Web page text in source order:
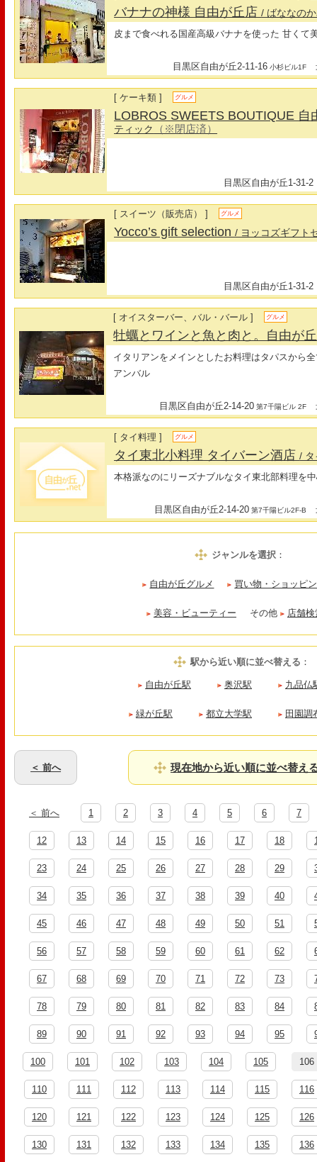
バナナの神様 自由が丘店/ ばななの
皮まで食べれる国産高級バナナを使った 甘くて
目黒区自由が丘2-11-16 小杉ビル1F
[ ケーキ類 ] グルメ
LOBROS SWEETS BOUTIQUE
ティック （※閉店済）
目黒区自由が丘1-31-2
[ スイーツ（販売店） ] グルメ
Yocco’s gift selection/ ヨッコズギフト
目黒区自由が丘1-31-2
[ オイスターバー、バル・バール ] グルメ
牡蠣とワインと魚と肉と。自由が
イタリアンをメインとしたお料理はタパスから
アンバル
目黒区自由が丘2-14-20 第7千陽ビル 2F
[ タイ料理 ] グルメ
タイ東北小料理 タイバーン酒店/ タ
本格派なのにリーズナブルなタイ東北部料理を
目黒区自由が丘2-14-20 第7千陽ビル2F-B
ジャンルを選択：
自由が丘グルメ 買い物・ショッピ
美容・ビューティー その他 店舗
駅から近い順に並べ替える ：
自由が丘駅 奥沢駅 九品仏
緑が丘駅 都立大学駅 田園調
＜ 前へ 現在地から近い順に並べ替え
＜ 前へ 1 2 3 4 5 6 7
12 13 14 15 16 17 18
23 24 25 26 27 28 29
34 35 36 37 38 39 40
45 46 47 48 49 50 51
56 57 58 59 60 61 62
67 68 69 70 71 72 73
78 79 80 81 82 83 84
89 90 91 92 93 94 95
100 101 102 103 104 105 106
110 111 112 113 114 115 116
120 121 122 123 124 125 126
130 131 132 133 134 135 136